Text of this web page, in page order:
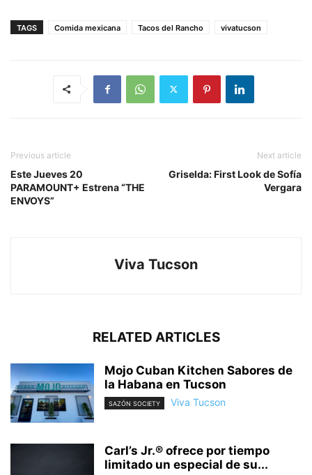
TAGS Comida mexicana Tacos del Rancho vivatucson
Previous article
Este Jueves 20
PARAMOUNT+ Estrena “THE
ENVOYS”
Next article
Griselda: First Look de Sofía
Vergara
Viva Tucson
RELATED ARTICLES
Mojo Cuban Kitchen Sabores de
la Habana en Tucson
SAZÓN SOCIETY Viva Tucson
Carl’s Jr.® ofrece por tiempo
limitado un especial de su...